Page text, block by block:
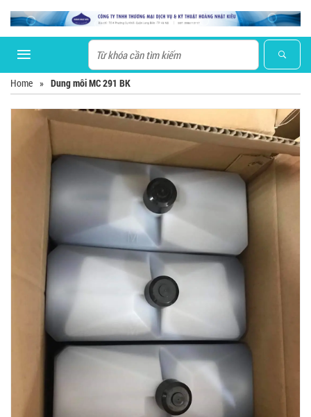
Home » Dung môi MC 291 BK